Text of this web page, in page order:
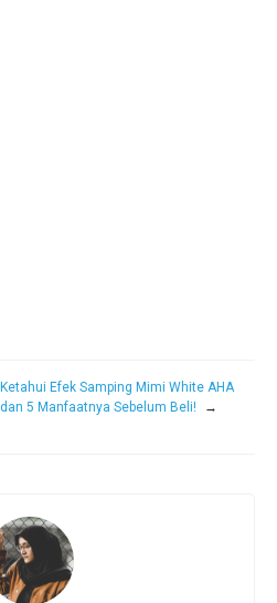
Ketahui Efek Samping Mimi White AHA
dan 5 Manfaatnya Sebelum Beli!
→